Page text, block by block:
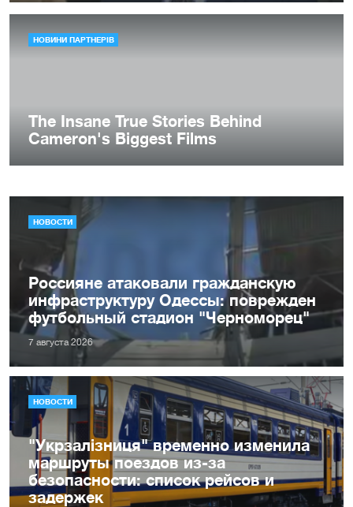
НОВОСТИ
Россияне атаковали гражданскую
инфраструктуру Одессы: поврежден
футбольный стадион "Черноморец"
7 августа 2026
НОВОСТИ
"Укрзалізниця" временно изменила
маршруты поездов из-за
безопасности: список рейсов и
задержек